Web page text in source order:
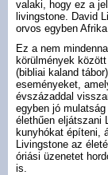
Egyéb Híreink
Galéria
valaki, hogy ez a
livingstone. David
orvos egyben
Ez a nem
körülmények
(bibliai kaland
eseményeket,
évszázaddal
egyben jó
élethűen eljátszani
kunyhókat építeni,
Livingstone az
óriási üzenetet
is.